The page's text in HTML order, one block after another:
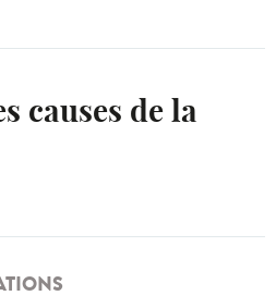
causes de la